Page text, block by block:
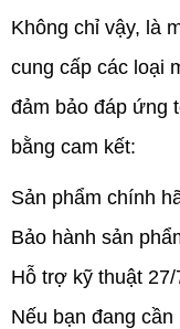
Không chỉ vậy, là
cung cấp các loại
đảm bảo đáp ứng
bằng cam kết:
Sản phẩm chính h
Bảo hành sản
Hỗ trợ kỹ thuật 27/
Nếu bạn đang